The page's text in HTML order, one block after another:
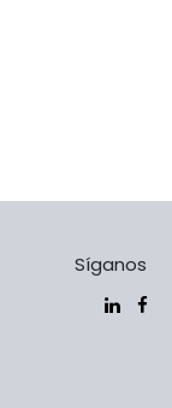
Síganos